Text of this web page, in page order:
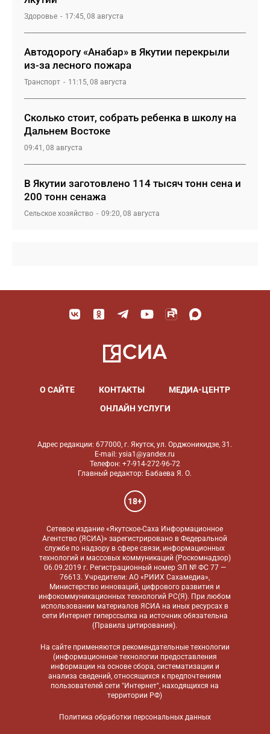
Здоровье 17:45, 08 августа
Автодорогу «Анабар» в Якутии перекрыли
из-за лесного пожара
Транспорт 11:15, 08 августа
Сколько стоит, собрать ребенка в школу на
Дальнем Востоке
09:41, 08 августа
В Якутии заготовлено 114 тысяч тонн сена и
200 тонн сенажа
Сельское хозяйство 09:20, 08 августа
О САЙТЕ КОНТАКТЫ
МЕДИА-ЦЕНТР
ОНЛАЙН УСЛУГИ
Адрес редакции: 677000, г. Якутск, ул. Орджоникидзе, 31.
E-mail: ysia1@yandex.ru
Телефон: +7-914-272-96-72
Главный редактор: Бабаева Я. О.
18+
Сетевое издание «Якутское-Саха Информационное
Агентство (ЯСИА)» зарегистрировано в Федеральной
службе по надзору в сфере связи, информационных
технологий и массовых коммуникаций (Роскомнадзор)
06.09.2019 г. Регистрационный номер ЭЛ № ФС 77 —
76613. Учредители: АО «РИИХ Сахамедиа»,
Министерство инноваций, цифрового развития и
инфокоммуникационных технологий РС(Я). При любом
использовании материалов ЯСИА на иных ресурсах в
сети Интернет гиперссылка на источник обязательна
(Правила цитирования).
На сайте применяются рекомендательные технологии
(информационные технологии предоставления
информации на основе сбора, систематизации и
анализа сведений, относящихся к предпочтениям
пользователей сети "Интернет", находящихся на
территории РФ)
Политика обработки персональных данных